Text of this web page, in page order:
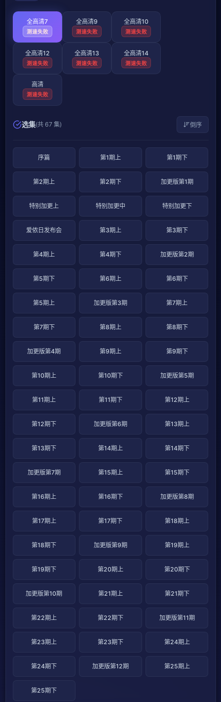
全高清7
测速失败
全高清9
测速失败
全高清10
测速失败
全高清12
测速失败
全高清13
测速失败
全高清14
测速失败
高清
测速失败
选集(共 67 集) 倒序
序篇 第1期上 第1期下
第2期上 第2期下 加更版第1期
特别加更上 特别加更中 特别加更下
爱侬日发布会 第3期上 第3期下
第4期上 第4期下 加更版第2期
第5期下 第6期上 第6期下
第5期上 加更版第3期 第7期上
第7期下 第8期上 第8期下
加更版第4期 第9期上 第9期下
第10期上 第10期下 加更版第5期
第11期上 第11期下 第12期上
第12期下 加更版第6期 第13期上
第13期下 第14期上 第14期下
加更版第7期 第15期上 第15期下
第16期上 第16期下 加更版第8期
第17期上 第17期下 第18期上
第18期下 加更版第9期 第19期上
第19期下 第20期上 第20期下
加更版第10期 第21期上 第21期下
第22期上 第22期下 加更版第11期
第23期上 第23期下 第24期上
第24期下 加更版第12期 第25期上
第25期下